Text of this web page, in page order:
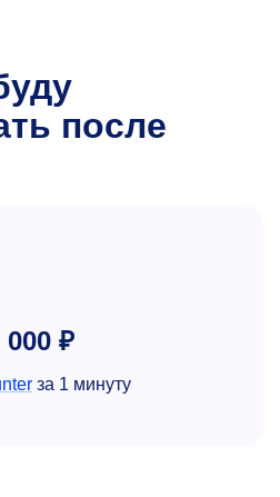
после
₽
за 1 минуту